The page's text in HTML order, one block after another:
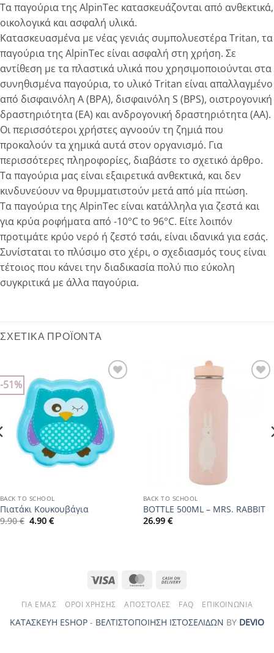
Τα παγούρια της AlpinTec κατασκευάζονται από ανθεκτικά,
οικολογικά και ασφαλή υλικά.
Κατασκευασμένα με νέας γενιάς συμπολυεστέρα Tritan, τα
παγούρια της AlpinTec είναι ασφαλή στη χρήση. Σε
αντίθεση με τα πλαστικά υλικά που χρησιμοποιούνται στα
συνηθισμένα παγούρια, το υλικό Τritan είναι απαλλαγμένο
από δισφαινόλη Α (BPA), δισφαινόλη S (BPS), οιστρογονική
δραστηριότητα (ΕΑ) και ανδρογονική δραστηριότητα (ΑΑ).
Οι περισσότεροι χρήστες αγνοούν τη ζημιά που
προκαλούν τα χημικά αυτά στον οργανισμό. Για
περισσότερες πληροφορίες, διαβάστε το σχετικό άρθρο.
Τα παγούρια μας είναι εξαιρετικά ανθεκτικά, και δεν
κινδυνεύουν να θρυμματιστούν μετά από μία πτώση.
Τα παγούρια της ΑlpinTec είναι κατάλληλα για ζεστά και
για κρύα ροφήματα από -10°C to 96°C. Είτε λοιπόν
προτιμάτε κρύο νερό ή ζεστό τσάι, είναι ιδανικά για εσάς.
Συνίσταται το πλύσιμο στο χέρι, ο σχεδιασμός τους είναι
τέτοιος που κάνει την διαδικασία πολύ πιο εύκολη
συγκριτικά με άλλα παγούρια.
ΣΧΕΤΙΚΆ ΠΡΟΪΌΝΤΑ
-51%
Add to
wishlist
BACK TO SCHOOL
Πιατάκι Κουκουβάγια
9.90€ Original
price
4.90 €Η
τρέχουσα
BACK TO SCHOOL
BOTTLE 500ML – MRS. RABBIT
26.99 €
Visa MasterCard
Delivery
ΓΙΑ ΕΜΆΣ ΌΡΟΙ ΧΡΉΣΗΣ ΑΠΟΣΤΟΛΈΣ FAQ ΕΠΙΚΟΙΝΩΝΊΑ
ΚΑΤΑΣΚΕΥΗ ESHOP - ΒΕΛΤΙΣΤΟΠΟΙΗΣΗ ΙΣΤΟΣΕΛΙΔΩΝ ΒΥ DEVIO